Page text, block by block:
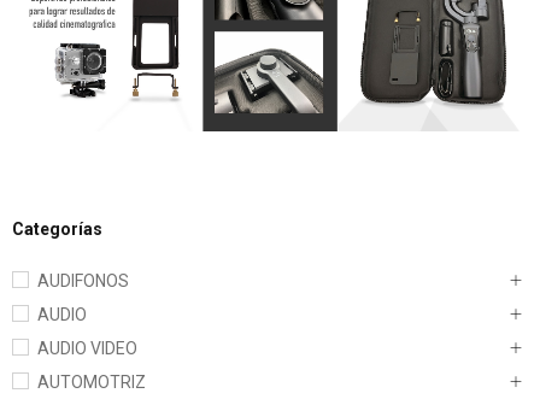
Categorías
AUDIFONOS
AUDIO
AUDIO VIDEO
AUTOMOTRIZ